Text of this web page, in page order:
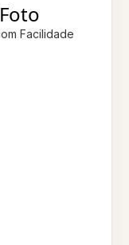
Facilidade